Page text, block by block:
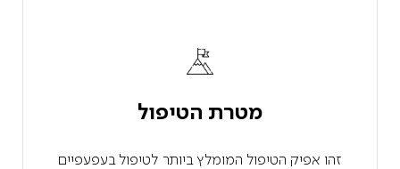
מטרת הטיפול
זהו אפיק הטיפול המומלץ ביותר לטיפול בעפעפיים